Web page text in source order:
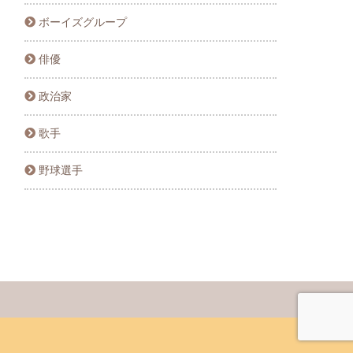
ボーイズグループ
俳優
政治家
歌手
野球選手